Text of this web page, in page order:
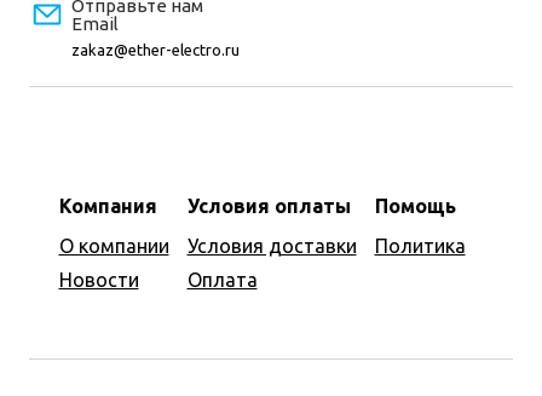
Отправьте нам
Email
zakaz@ether-electro.ru
Компания
О компании
Новости
Условия оплаты
Условия доставки
Оплата
Помощь
Политика